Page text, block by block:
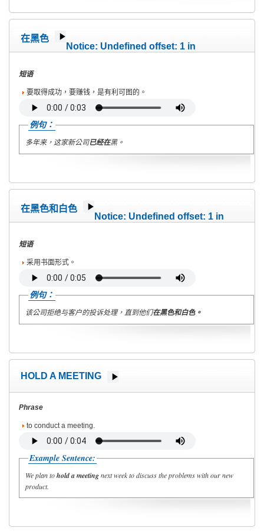
在黑色
Notice: Undefined offset: 1 in
短语
要取得成功，要赚钱，是有利可图的。
例句：
多年来，这家新公司已经在黑。
在黑色和白色
Notice: Undefined offset: 1 in
短语
采用书面形式。
例句：
该公司拒绝与客户的投诉处理，直到他们在黑色和白色。
HOLD A MEETING
Phrase
to conduct a meeting.
Example Sentence:
We plan tohold a meetingnext week to discuss the problems with our new
product.